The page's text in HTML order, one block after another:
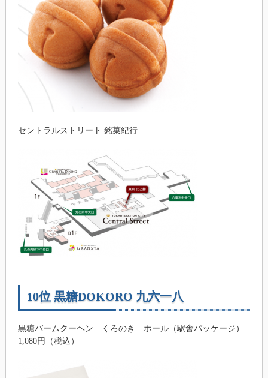
セントラルストリート 銘菓紀行
10位 黒糖DOKORO 九六一八
黒糖バームクーヘン くろのき ホール（駅舎パッケージ）
1,080円（税込）